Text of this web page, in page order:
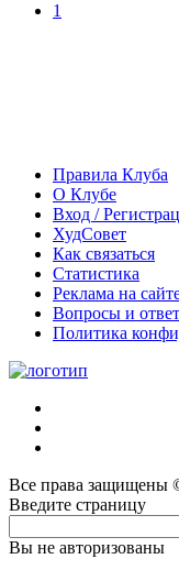
1
Правила Клуба
О Клубе
Вход /
ХудСовет
Как связаться
Статистика
Реклама на
Вопросы и
Политика
Все права защищены
Введите страницу
Вы не авторизованы